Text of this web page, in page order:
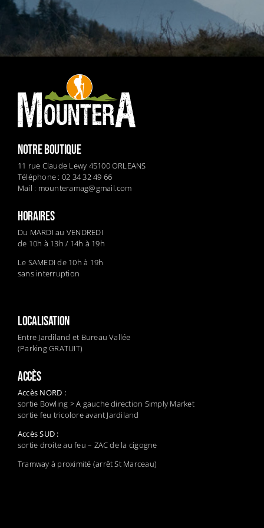
NOTRE BOUTIQUE
11 rue Claude Lewy 45100 ORLEANS
Téléphone : 02 34 32 49 66
Mail : mounteramag@gmail.com
HORAIRES
Du MARDI au VENDREDI
de 10h à 13h / 14h à 19h
Le SAMEDI de 10h à 19h
sans interruption
LOCALISATION
Entre Jardiland et Bureau Vallée
(Parking GRATUIT)
ACCÈS
Accès NORD :
sortie Bowling > A gauche direction Simply Market
sortie feu tricolore avant Jardiland
Accès SUD :
sortie droite au feu – ZAC de la cigogne
Tramway à proximité (arrêt St Marceau)